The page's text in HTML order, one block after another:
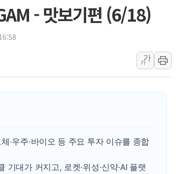
이란 협상단장, 트럼프
오뚜기, '2026 오뚜기몰
카카오스타일 지그재그
풀무원푸드앤컬처, 인천
애경산업, 서울시 취약계
중기부, 떡국·떡볶이떡
카드사 고객 유입 창구
제나벨, 배우 공승연 브
- 맛보기편 (6/18)
가
가
·우주·바이오 등 주요 투자 이슈를 종합
기대가 커지고, 로켓·위성·신약·AI 플랫